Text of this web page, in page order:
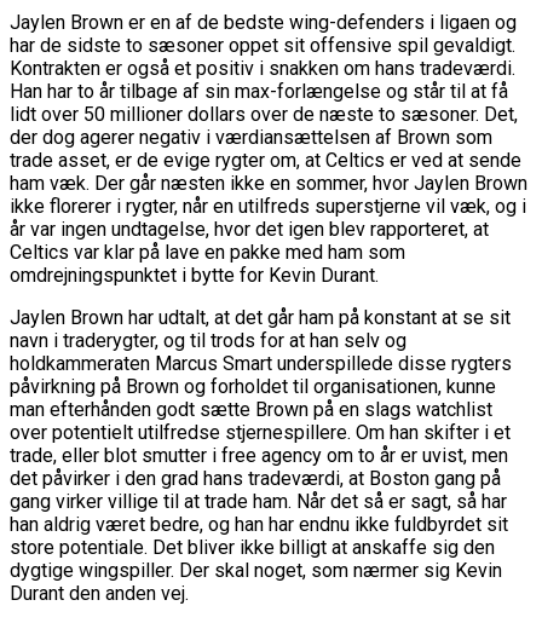
Jaylen Brown er en af de bedste wing-defenders i ligaen og
har de sidste to sæsoner oppet sit offensive spil gevaldigt.
Kontrakten er også et positiv i snakken om hans tradeværdi.
Han har to år tilbage af sin max-forlængelse og står til at få
lidt over 50 millioner dollars over de næste to sæsoner. Det,
der dog agerer negativ i værdiansættelsen af Brown som
trade asset, er de evige rygter om, at Celtics er ved at sende
ham væk. Der går næsten ikke en sommer, hvor Jaylen Brown
ikke florerer i rygter, når en utilfreds superstjerne vil væk, og i
år var ingen undtagelse, hvor det igen blev rapporteret, at
Celtics var klar på lave en pakke med ham som
omdrejningspunktet i bytte for Kevin Durant.
Jaylen Brown har udtalt, at det går ham på konstant at se sit
navn i traderygter, og til trods for at han selv og
holdkammeraten Marcus Smart underspillede disse rygters
påvirkning på Brown og forholdet til organisationen, kunne
man efterhånden godt sætte Brown på en slags watchlist
over potentielt utilfredse stjernespillere. Om han skifter i et
trade, eller blot smutter i free agency om to år er uvist, men
det påvirker i den grad hans tradeværdi, at Boston gang på
gang virker villige til at trade ham. Når det så er sagt, så har
han aldrig været bedre, og han har endnu ikke fuldbyrdet sit
store potentiale. Det bliver ikke billigt at anskaffe sig den
dygtige wingspiller. Der skal noget, som nærmer sig Kevin
Durant den anden vej.